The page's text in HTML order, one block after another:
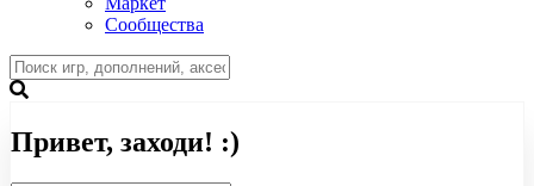
Сообщества
Привет, заходи! :)